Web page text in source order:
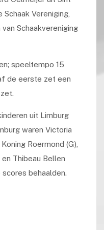
Vereniging,
Schaakvereniging
speeltempo 15
de eerste zet een
uit Limburg
waren Victoria
Roermond (G),
Thibeau Bellen
behaalden.